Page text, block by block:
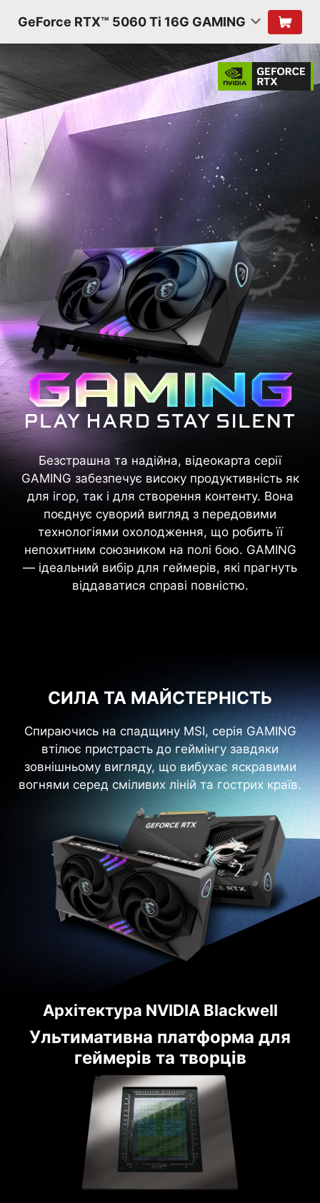
GeForce RTX™ 5060 Ti 16G GAMING
Безстрашна та надійна, відеокарта серії
GAMING забезпечує високу продуктивність як
для ігор, так і для створення контенту. Вона
поєднує суворий вигляд з передовими
технологіями охолодження, що робить її
непохитним союзником на полі бою. GAMING
— ідеальний вибір для геймерів, які прагнуть
віддаватися справі повністю.
СИЛА ТА МАЙСТЕРНІСТЬ
Спираючись на спадщину MSI, серія GAMING
втілює пристрасть до геймінгу завдяки
зовнішньому вигляду, що вибухає яскравими
вогнями серед сміливих ліній та гострих країв.
Архітектура NVIDIA Blackwell
Ультимативна платформа для
геймерів та творців